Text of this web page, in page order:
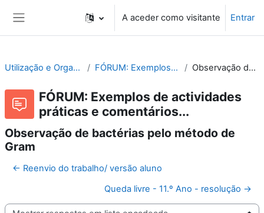
A aceder como visitante Entrar
Utilização e Organização de Laboratórios Escolares FÓRUM: Exemplos de actividades práticas e comentários... Observação de bactérias pelo método de Gram
FÓRUM: Exemplos de actividades
práticas e comentários...
Observação de bactérias pelo método de
Gram
← Reenvio do trabalho/ versão aluno
Queda livre - 11.º Ano - resolução →